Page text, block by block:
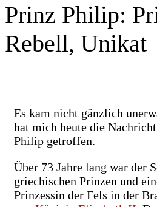
Prinz Philip:
Rebell, Unikat
Es kam nicht gänzlich
hat mich heute die
Philip getroffen.
Über 73 Jahre lang war der
griechischen Prinzen und
Prinzessin der Fels in der